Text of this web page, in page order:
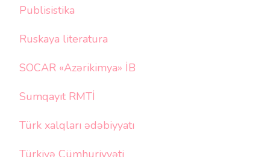
Publisistika
Ruskaya literatura
SOCAR «Azərikimya» İB
Sumqayıt RMTİ
Türk xalqları ədəbiyyatı
Türkiyə Cümhuriyyəti